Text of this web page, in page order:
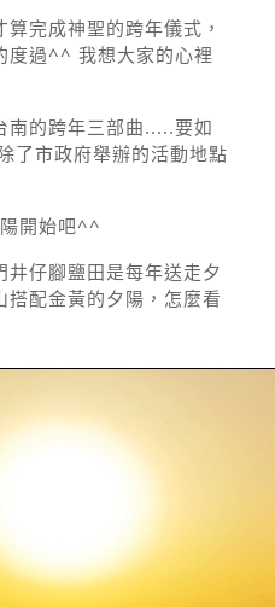
完成神聖的跨年儀式，
度過^^ 我想大家的心裡
南的跨年三部曲.....要如
了市政府舉辦的活動地點
開始吧^^
井仔腳鹽田是每年送走夕
搭配金黃的夕陽，怎麼看